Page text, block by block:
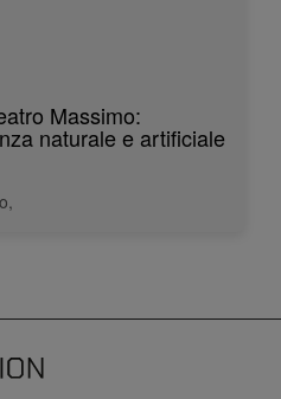
Massimo:
naturale e artificiale